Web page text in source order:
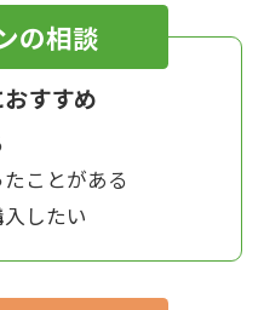
の相談
すすめ
たことがある
入したい